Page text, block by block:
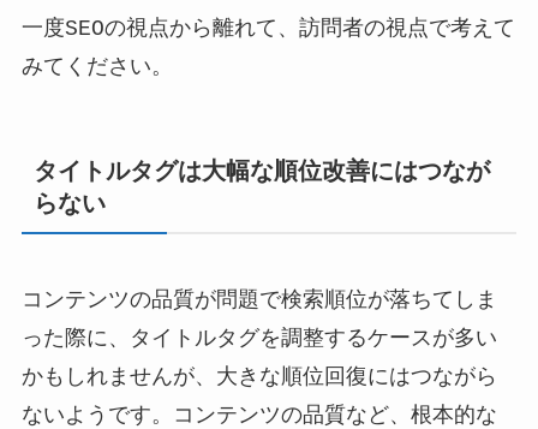
一度SEOの視点から離れて、訪問者の視点で考えて
みてください。
タイトルタグは大幅な順位改善にはつなが
らない
コンテンツの品質が問題で検索順位が落ちてしま
った際に、タイトルタグを調整するケースが多い
かもしれませんが、大きな順位回復にはつながら
ないようです。コンテンツの品質など、根本的な